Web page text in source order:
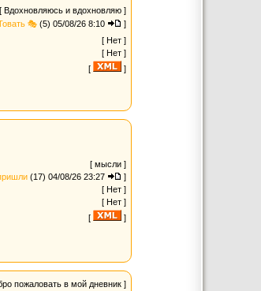
[ Вдохновляюсь и вдохновляю ]
🎭 (5) 05/08/26 8:10
]
[ Нет ]
[ Нет ]
[ ]
[ мысли ]
(17) 04/08/26 23:27
]
[ Нет ]
[ Нет ]
[ ]
пожаловать в мой дневник ]